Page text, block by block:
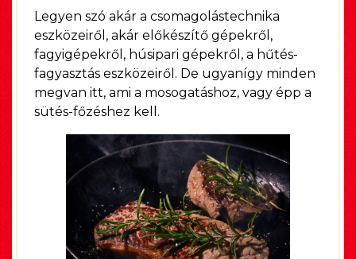
Legyen szó akár a csomagolástechnika
eszközeiről, akár előkészítő gépekről,
fagyigépekről, húsipari gépekről, a hűtés-
fagyasztás eszközeiről. De ugyanígy minden
megvan itt, ami a mosogatáshoz, vagy épp a
sütés-főzéshez kell.